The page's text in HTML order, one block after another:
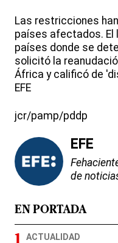
Las restricciones
países afectados. El
países donde se
solicitó la
África y calificó de
EFE
jcr/pamp/pddp
EFE
de
EN PORTADA
ACTUALIDAD